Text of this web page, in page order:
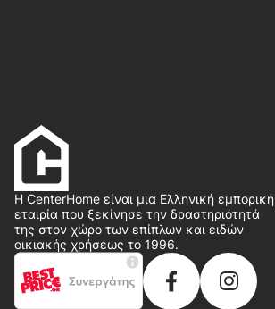
Η CenterHome είναι μια Ελληνική εμπορική
εταιρία που ξεκίνησε την δραστηριότητά
της στον χώρο των επίπλων και ειδών
οικιακής χρήσεως το 1996.